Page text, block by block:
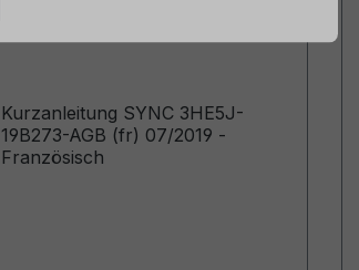
Französisch
Kurzanleitung SYNC 3HE5J-
19B273-AGB (fr) 07/2019 -
Französisch